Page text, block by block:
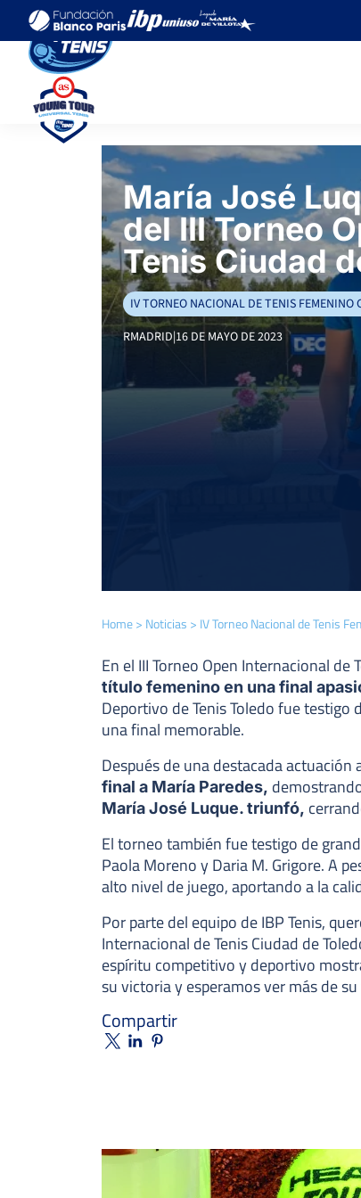
María José
del III Torneo
Tenis Ciudad
IV TORNEO NACIONAL DE TENIS FEMENINO
RMADRID|16 DE MAYO DE 2023
Home> Noticias > IV Torneo Nacional de Tenis
En el III Torneo Open Internacional de
título femenino en una final
Deportivo de Tenis Toledo fue
una final memorable.
Después de una destacada actuación
final a María Paredes,
María José Luque. triunfó,
El torneo también fue testigo de
Paola Moreno y Daria M. Grigore. A
alto nivel de juego, aportando a la
Por parte del equipo de IBP Tenis,
Internacional de Tenis Ciudad de
espíritu competitivo y deportivo
su victoria y esperamos ver más de
Compartir